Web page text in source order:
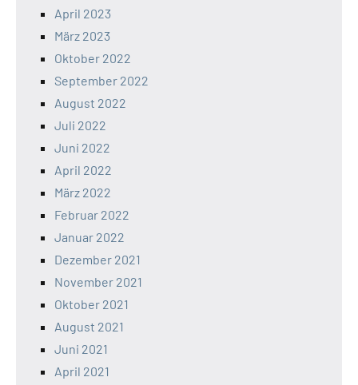
April 2023
März 2023
Oktober 2022
September 2022
August 2022
Juli 2022
Juni 2022
April 2022
März 2022
Februar 2022
Januar 2022
Dezember 2021
November 2021
Oktober 2021
August 2021
Juni 2021
April 2021